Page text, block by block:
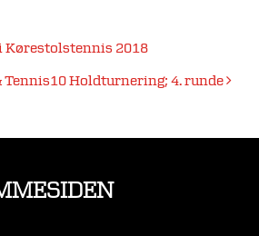
Kørestolstennis 2018
Tennis10 Holdturnering; 4. runde